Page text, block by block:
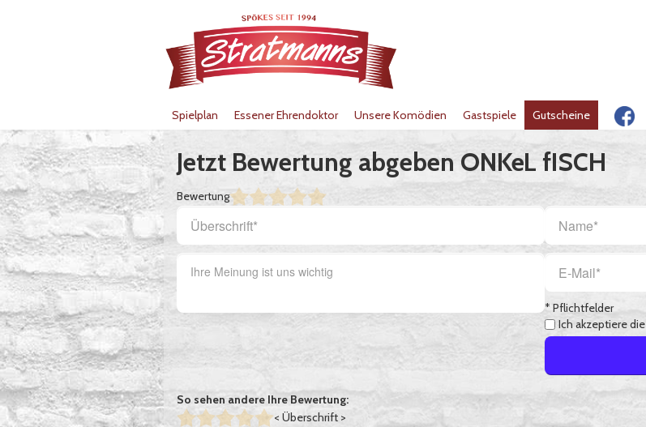
Spielplan Essener Ehrendoktor Unsere Komödien Gastspiele Gutscheine
Jetzt Bewertung abgeben ONKeL fISCH
Bewertung
* Pflichtfelder
Ich akzeptiere die
So sehen andere Ihre Bewertung:
< Überschrift >